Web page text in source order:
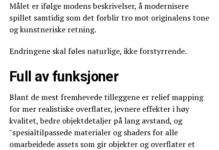
Målet er ifølge modens beskrivelser, å modernisere
spillet samtidig som det forblir tro mot originalens tone
og kunstneriske retning.
Endringene skal føles naturlige, ikke forstyrrende.
Full av funksjoner
Blant de mest fremhevede tilleggene er relief mapping
for mer realistiske overflater, jevnere effekter i høy
kvalitet, bedre objektdetaljer på lang avstand, og
"spesialtilpassede materialer og shaders for alle
omarbeidede assets som gir objekter og overflater et